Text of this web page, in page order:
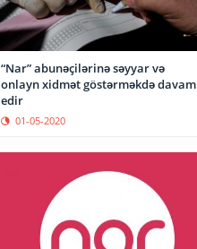
“Nar” abunəçilərinə səyyar və
onlayn xidmət göstərməkdə davam
edir
01-05-2020